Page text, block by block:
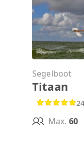
Segelboot
Titaan
Max. 60